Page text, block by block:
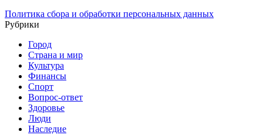
Политика сбора и обработки персональных данных
Рубрики
Город
Страна и мир
Культура
Финансы
Спорт
Вопрос-ответ
Здоровье
Люди
Наследие